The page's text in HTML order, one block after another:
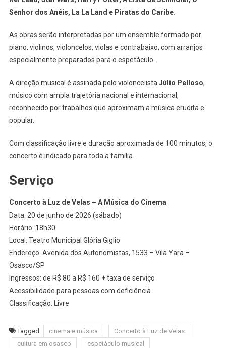
Senhor dos Anéis, La La Land e Piratas do Caribe.
As obras serão interpretadas por um ensemble formado por
piano, violinos, violoncelos, violas e contrabaixo, com arranjos
especialmente preparados para o espetáculo.
A direção musical é assinada pelo violoncelista Júlio Pelloso,
músico com ampla trajetória nacional e internacional,
reconhecido por trabalhos que aproximam a música erudita e
popular.
Com classificação livre e duração aproximada de 100 minutos, o
concerto é indicado para toda a família.
Serviço
Concerto à Luz de Velas – A Música do Cinema
Data: 20 de junho de 2026 (sábado)
Horário: 18h30
Local: Teatro Municipal Glória Giglio
Endereço: Avenida dos Autonomistas, 1533 – Vila Yara –
Osasco/SP
Ingressos: de R$ 80 a R$ 160 + taxa de serviço
Acessibilidade para pessoas com deficiência
Classificação: Livre
Tagged cinema e música
Concerto à Luz de Velas
cultura em osasco
espetáculo musical